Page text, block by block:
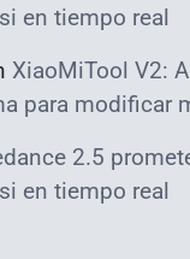
en tiempo real
XiaoMiTool V2:
para modificar
2.5
en tiempo real